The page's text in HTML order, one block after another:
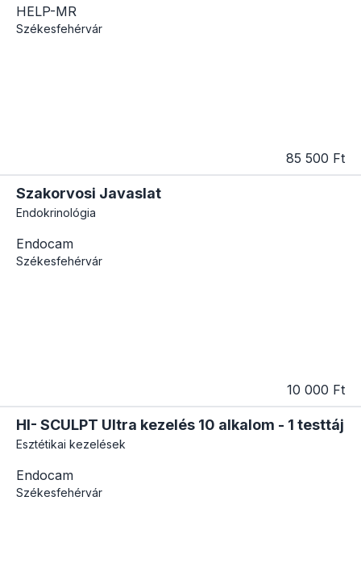
HELP-MR
Székesfehérvár
85 500 Ft
Szakorvosi Javaslat
Endokrinológia
Endocam
Székesfehérvár
10 000 Ft
HI- SCULPT Ultra kezelés 10 alkalom - 1 testtáj
Esztétikai kezelések
Endocam
Székesfehérvár